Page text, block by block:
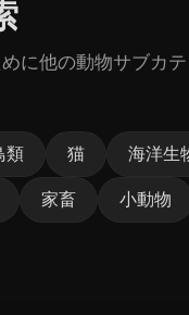
に他の動物サブカ
類 猫 海洋生
家畜 小動物